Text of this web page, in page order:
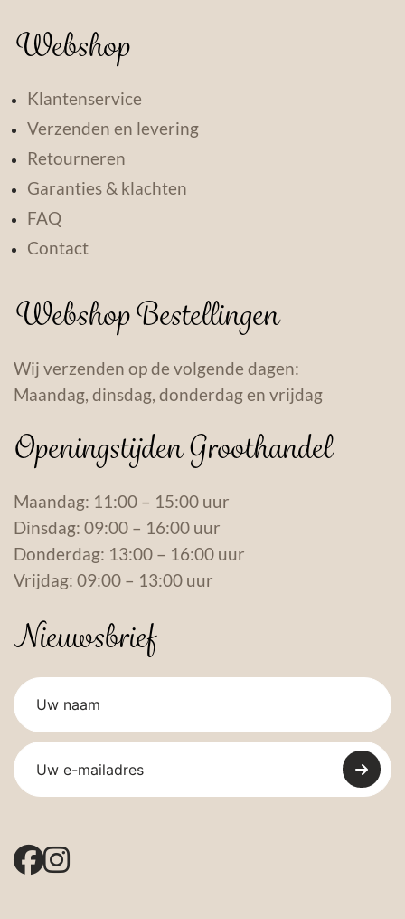
Webshop
Klantenservice
Verzenden en levering
Retourneren
Garanties & klachten
FAQ
Contact
Webshop Bestellingen
Wij verzenden op de volgende dagen:
Maandag, dinsdag, donderdag en vrijdag
Openingstijden Groothandel
Maandag: 11:00 – 15:00 uur
Dinsdag: 09:00 – 16:00 uur
Donderdag: 13:00 – 16:00 uur
Vrijdag: 09:00 – 13:00 uur
Nieuwsbrief